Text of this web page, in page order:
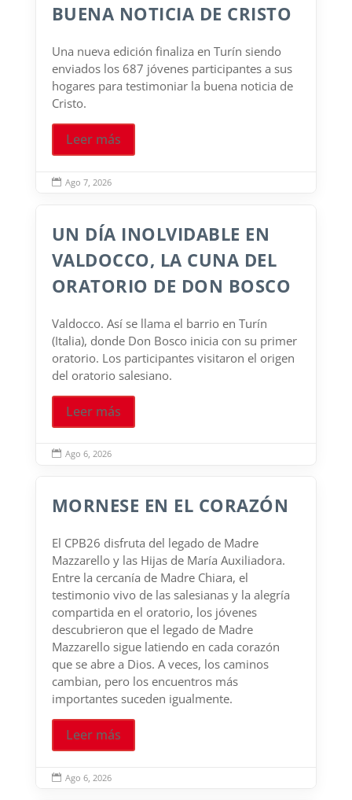
BUENA NOTICIA DE CRISTO
Una nueva edición finaliza en Turín siendo
enviados los 687 jóvenes participantes a sus
hogares para testimoniar la buena noticia de
Cristo.
Leer más
 Ago 7, 2026
UN DÍA INOLVIDABLE EN
VALDOCCO, LA CUNA DEL
ORATORIO DE DON BOSCO
Valdocco. Así se llama el barrio en Turín
(Italia), donde Don Bosco inicia con su primer
oratorio. Los participantes visitaron el origen
del oratorio salesiano.
Leer más
 Ago 6, 2026
MORNESE EN EL CORAZÓN
El CPB26 disfruta del legado de Madre
Mazzarello y las Hijas de María Auxiliadora.
Entre la cercanía de Madre Chiara, el
testimonio vivo de las salesianas y la alegría
compartida en el oratorio, los jóvenes
descubrieron que el legado de Madre
Mazzarello sigue latiendo en cada corazón
que se abre a Dios. A veces, los caminos
cambian, pero los encuentros más
importantes suceden igualmente.
Leer más
 Ago 6, 2026